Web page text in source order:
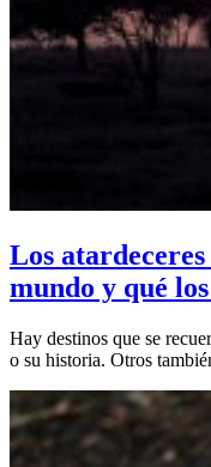
Los atardeceres
mundo y qué
Hay destinos que se
o su historia. Otros